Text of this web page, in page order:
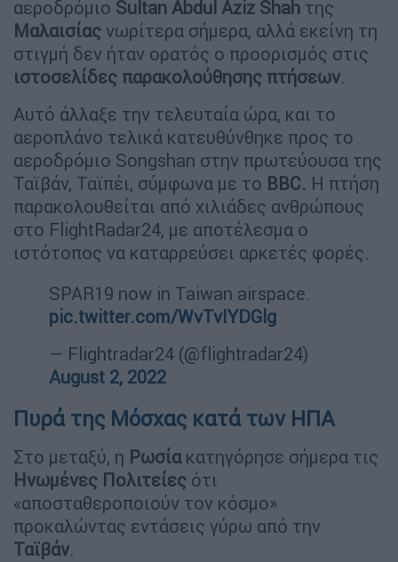
αεροδρόμιο Sultan Abdul Aziz Shah της
Μαλαισίας νωρίτερα σήμερα, αλλά εκείνη τη
στιγμή δεν ήταν ορατός ο προορισμός στις
ιστοσελίδες παρακολούθησης πτήσεων.
Αυτό άλλαξε την τελευταία ώρα, και το
αεροπλάνο τελικά κατευθύνθηκε προς το
αεροδρόμιο Songshan στην πρωτεύουσα της
Ταϊβάν, Ταϊπέι, σύμφωνα με το BBC. Η πτήση
παρακολουθείται από χιλιάδες ανθρώπους
στο FlightRadar24, με αποτέλεσμα ο
ιστότοπος να καταρρεύσει αρκετές φορές.
SPAR19 now in Taiwan airspace.
pic.twitter.com/WvTvIYDGlg
— Flightradar24 (@flightradar24)
August 2, 2022
Πυρά της Μόσχας κατά των ΗΠΑ
Στο μεταξύ, η Ρωσίακατηγόρησε σήμερα τις
Ηνωμένες Πολιτείες ότι
«αποσταθεροποιούν τον κόσμο»
προκαλώντας εντάσεις γύρω από την
Ταϊβάν.